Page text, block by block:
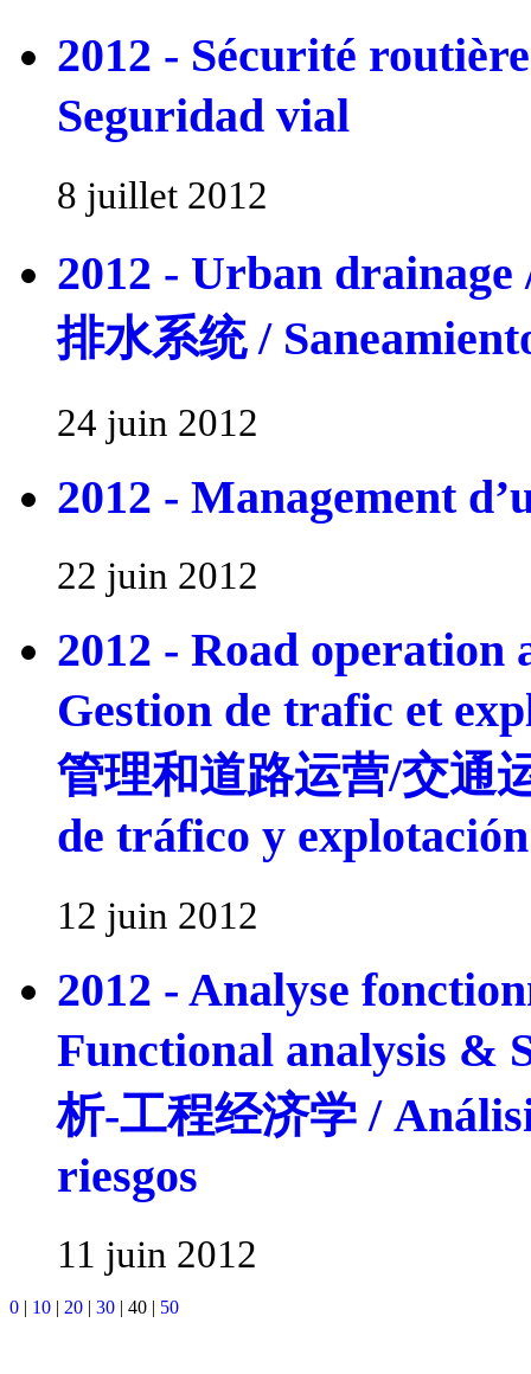
2012 - Sécurité
Seguridad vial
8 juillet 2012
2012 - Urban
排水系统 /
24 juin 2012
2012 - Management
22 juin 2012
2012 - Road
Gestion de trafic et
管理和道路运营/交通
de tráfico y
12 juin 2012
2012 - Analyse
Functional analysis &
析-工程经济学 /
riesgos
11 juin 2012
0 | 10 | 20 | 30 | 40 | 50